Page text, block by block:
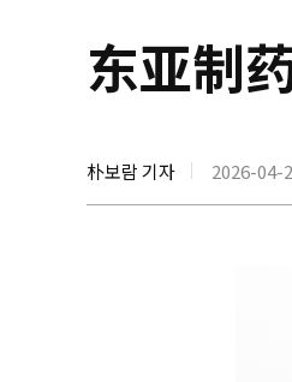
东亚制
朴보람 기자 2026-04-